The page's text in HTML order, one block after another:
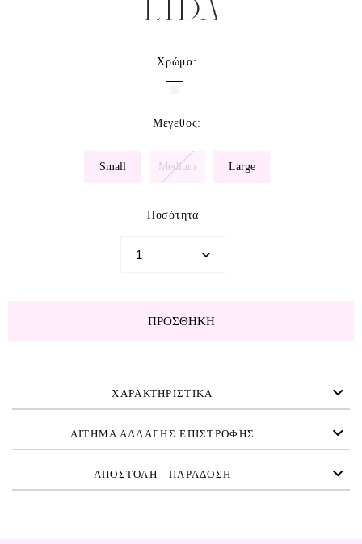
Χρώμα:
Μέγεθος:
Small Medium Large
Ποσότητα
ΠΡΟΣΘΉΚΗ
ΧΑΡΑΚΤΗΡΙΣΤΙΚΑ
ΑΙΤΗΜΑ ΑΛΛΑΓΗΣ ΕΠΙΣΤΡΟΦΗΣ
ΑΠΟΣΤΟΛΗ - ΠΑΡΑΔΟΣΗ